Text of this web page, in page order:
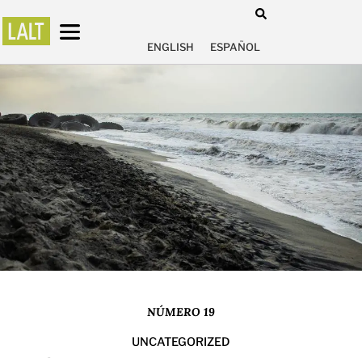
ENGLISH ESPAÑOL
NÚMERO 19
UNCATEGORIZED